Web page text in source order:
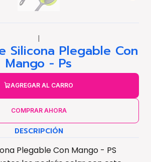
|
Silicona Plegable Con
Mango - Ps
AGREGAR AL CARRO
COMPRAR AHORA
DESCRIPCIÓN
Plegable Con Mango - PS